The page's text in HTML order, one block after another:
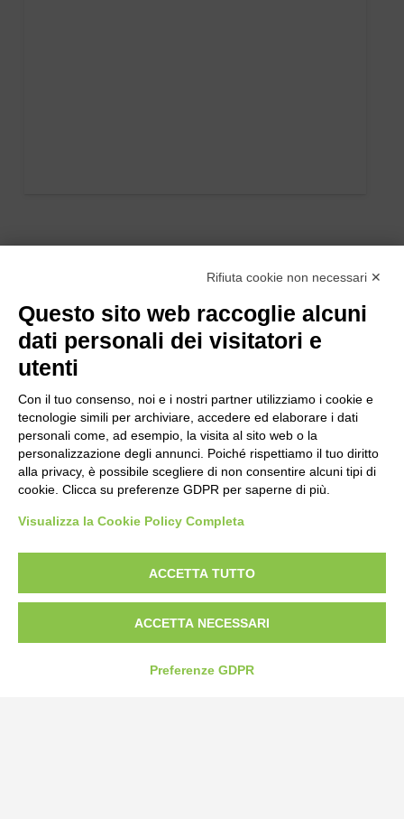
Bogliano Srl
Borgo San Martino 44, 12060 Pocapaglia CN
Tel:0172-478161
Fax: 0172-487399
Rifiuta cookie non necessari ✕
Questo sito web raccoglie alcuni
dati personali dei visitatori e
utenti
Con il tuo consenso, noi e i nostri partner utilizziamo i cookie e
tecnologie simili per archiviare, accedere ed elaborare i dati
personali come, ad esempio, la visita al sito web o la
personalizzazione degli annunci. Poiché rispettiamo il tuo diritto
alla privacy, è possibile scegliere di non consentire alcuni tipi di
cookie. Clicca su preferenze GDPR per saperne di più.
Visualizza la Cookie Policy Completa
ACCETTA TUTTO
ACCETTA NECESSARI
Preferenze GDPR